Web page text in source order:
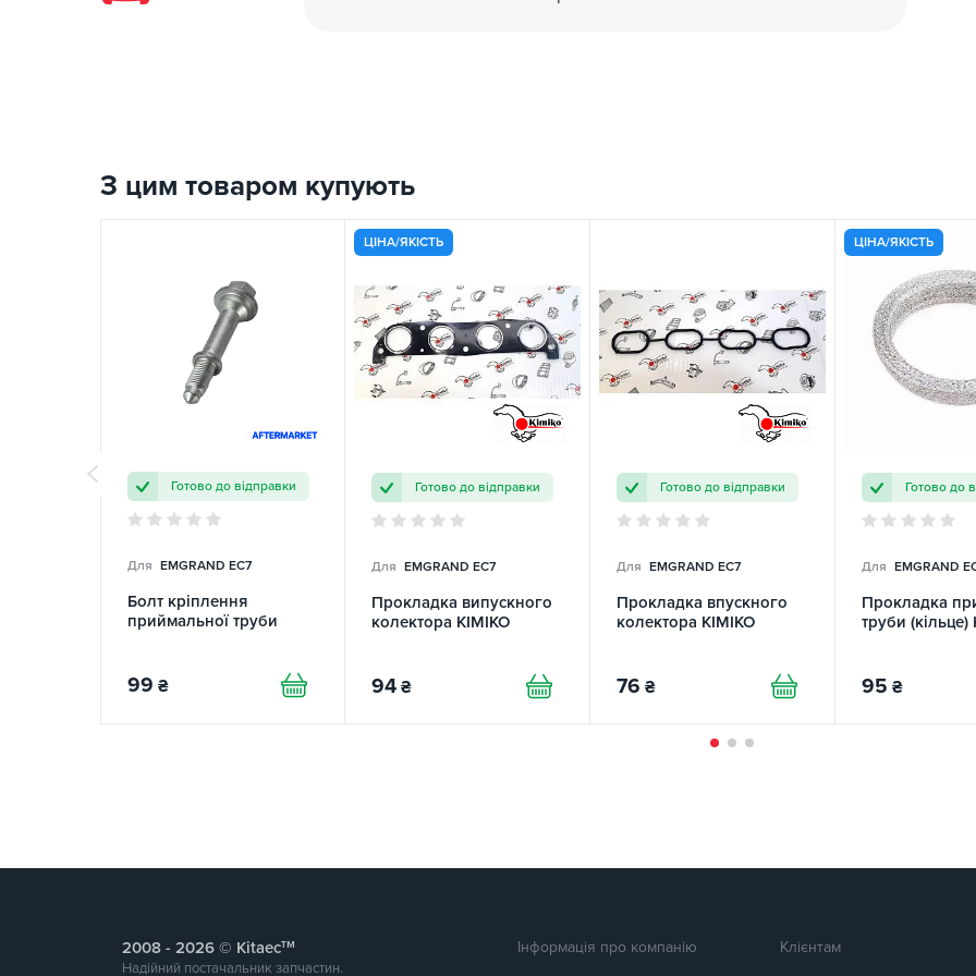
З цим товаром купують
Готово до відправки
Для EMGRAND EC7
Болт кріплення
приймальної труби
99 ₴
ЦІНА/ЯКІСТЬ
Готово до відправки
Для EMGRAND EC7
Прокладка випускного
колектора KIMIKO
94 ₴
Готово до відправки
Для EMGRAND EC7
Прокладка впускного
колектора KIMIKO
76 ₴
ЦІНА/ЯКІСТЬ
Готово до
Для EMGRAND
Прокладка
труби (кільце)
95 ₴
Інформація про компанію Клієнтам
2008 - © Kitaecтм
Надійний постачальник запчастин.